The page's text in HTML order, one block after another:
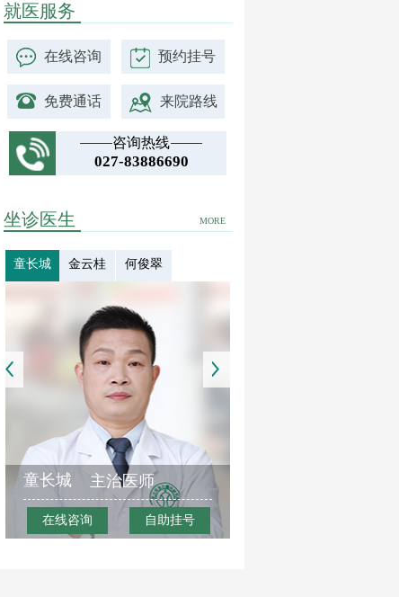
就医服务
在线咨询 预约挂号
免费通话 来院路线
咨询热线
027-83886690
MORE
坐诊医生
童长城 金云桂 何俊翠
童长城 主治医师
在线咨询 自助挂号